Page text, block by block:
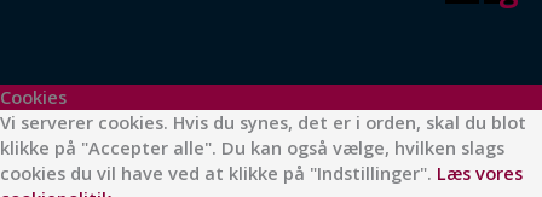
Cookies
Vi serverer cookies. Hvis du synes, det er i orden, skal du blot
klikke på "Accepter alle". Du kan også vælge, hvilken slags
cookies du vil have ved at klikke på "Indstillinger". Læs vores